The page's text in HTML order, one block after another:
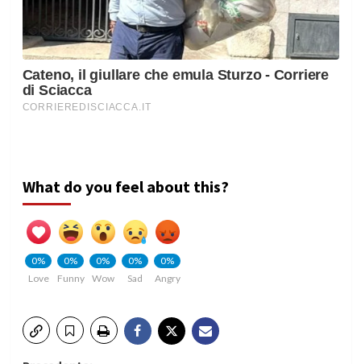
What do you feel about this?
0%
Love
0%
Funny
0%
Wow
0%
Sad
0%
Angry